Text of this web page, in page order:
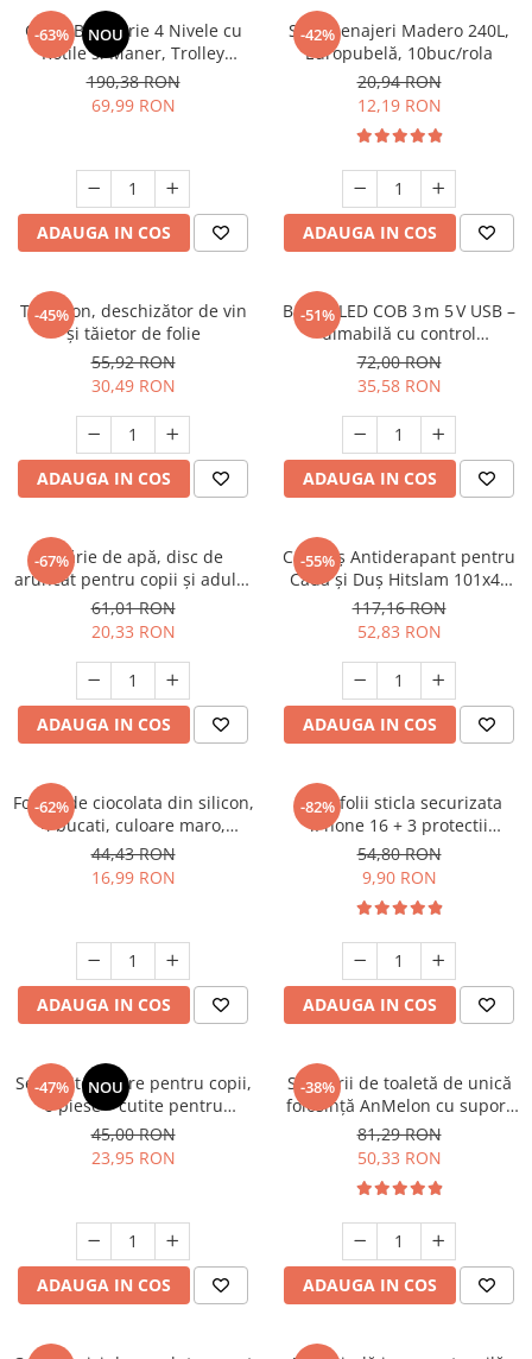
Suporturi si servetele
Tacamuri si seturi
Taietoare manuale
Termosuri si cani termos
Tigai si seturi
Tirbusoane si dopuri
Tocatoare de bucatarie
Ustensile ornare prajituri
Vaze si boluri decorative
Vesela unica folosinta
Suporturi si accesorii de baie
Uscatoare de rufe
-63% NOU
Carut Bucatarie 4 Nivele cu
Rotile si Maner, Trolley
Depozitare Multifunctional,
Negru
190,38 RON
69,99 RON
ADAUGA IN COS
-42%
Saci menajeri Madero 240L,
Europubelă, 10buc/rola
20,94 RON
12,19 RON
ADAUGA IN COS
-45%
Tirbușon, deschizător de vin
și tăietor de folie
55,92 RON
30,49 RON
ADAUGA IN COS
-51%
Bandă LED COB 3 m 5 V USB –
dimabilă cu control
touch/wave, alb cald, IP67
72,00 RON
35,58 RON
ADAUGA IN COS
-67%
Jucărie de apă, disc de
aruncat pentru copii și adulți,
jocuri de plajă și distracție în
aer liber
61,01 RON
20,33 RON
ADAUGA IN COS
-55%
Covoraș Antiderapant pentru
Cadă și Duș Hitslam 101x40
cm, Extra Lung, Ventuze
Puternice, BPA Free,
Antimucegai, Lavabil la
Mașină, Alb
117,16 RON
52,83 RON
ADAUGA IN COS
-62%
Forma de ciocolata din silicon,
4 bucati, culoare maro,
reutilizabila
44,43 RON
16,99 RON
ADAUGA IN COS
-82%
set 3 folii sticla securizata
iPhone 16 + 3 protectii
camera, 9H+ tempered glass,
rezistent la socuri, full edge
coverage, cu kit instalare
54,80 RON
9,90 RON
ADAUGA IN COS
-47% NOU
Set cutite sigure pentru copii,
6 piese – cutite pentru
legume, fructe, paine, salate,
prajituri – maner ergonomic,
margini ondulate, din plastic
45,00 RON
23,95 RON
ADAUGA IN COS
-38%
Set perii de toaletă de unică
folosință AnMelon cu suport
de perete, alb
81,29 RON
50,33 RON
ADAUGA IN COS